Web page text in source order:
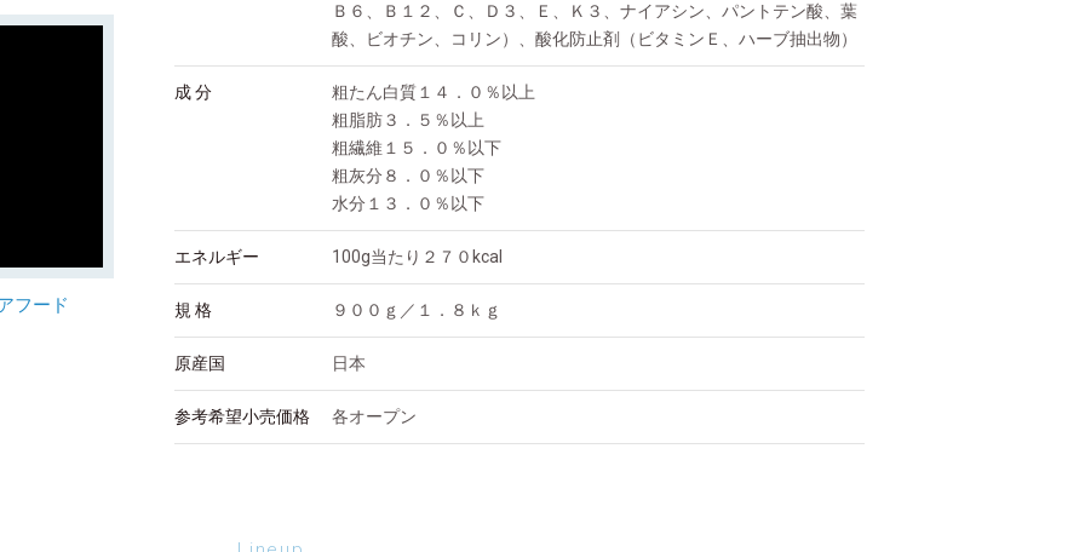
フード
Ｂ６、Ｂ１２、Ｃ、Ｄ３、Ｅ、Ｋ３、ナイアシン、パントテン酸、葉
酸、ビオチン、コリン）、酸化防止剤（ビタミンＥ、ハーブ抽出物）
成 分
粗たん白質１４．０％以上
粗脂肪３．５％以上
粗繊維１５．０％以下
粗灰分８．０％以下
水分１３．０％以下
エネルギー 100g当たり２７０kcal
規 格 ９００ｇ／１．８ｋｇ
原産国 日本
参考希望小売価格 各オープン